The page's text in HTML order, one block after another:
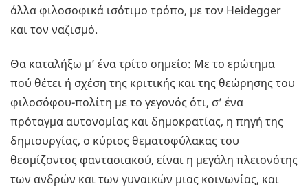
άλλα φιλοσοφικά ισότιμο τρόπο, με τον Heidegger
και τον ναζισμό.
Θα καταλήξω μ’ ένα τρίτο σημείο: Με το ερώτημα
πού θέτει ή σχέση της κριτικής και της θεώρησης του
φιλοσόφου-πολίτη με το γεγονός ότι, σ’ ένα
πρόταγμα αυτονομίας και δημοκρατίας, η πηγή της
δημιουργίας, ο κύριος θεματοφύλακας του
θεσμίζοντος φαντασιακού, είναι η μεγάλη πλειονότης
των ανδρών και των γυναικών μιας κοινωνίας, και